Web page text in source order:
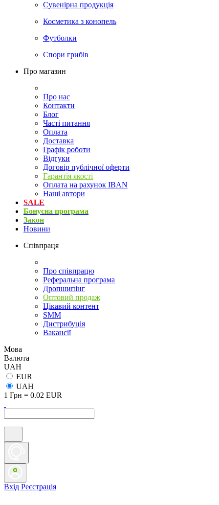
Сувенірна продукція
Косметика з конопель
Футболки
Спори грибів
Про магазин
Про нас
Контакти
Блог
Часті питання
Оплата
Доставка
Графік роботи
Відгуки
Договір публічної оферти
Гарантія якості
Оплата на рахунок IBAN
Наші автори
SALE
Бонусна програма
Закон
Новини
Співпраця
Про співпрацю
Реферальна програма
Дропшипінг
Оптовий продаж
Цікавий контент
SMM
Дистрибуція
Вакансії
Мова
Валюта
UAH
EUR
UAH
1 Грн = 0.02 EUR
Вхід Реєстрація